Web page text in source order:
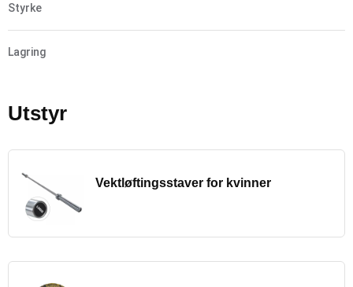
Styrke
Lagring
Utstyr
Vektløftingsstaver for kvinner